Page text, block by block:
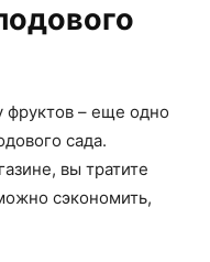
фруктов – еще одно
сада.
вы тратите
сэкономить,